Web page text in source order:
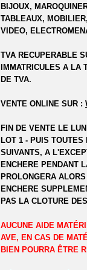
BIJOUX,
TABLEAUX,
VIDEO,
TVA RECUPERABLE
IMMATRICULES A LA
DE TVA.
VENTE ONLINE SUR :
FIN DE VENTE LE
LOT 1 - PUIS
SUIVANTS, A
ENCHERE PENDANT
PROLONGERA
ENCHERE
PAS LA CLOTURE
AUCUNE AIDE
AVE, EN CAS DE
BIEN POURRA ÊTRE